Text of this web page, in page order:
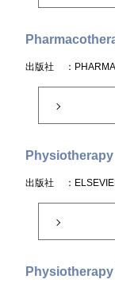
出版社 ：
Physiotherapy
出版社 ：